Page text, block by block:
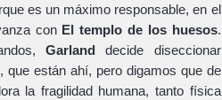
es un máximo responsable, en el
conEl templo de los huesos.
Garland decide diseccionar
que están ahí, pero digamos que de
la fragilidad humana, tanto física